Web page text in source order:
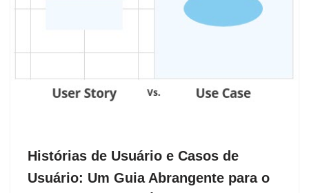
Histórias de Usuário e Casos de
Usuário: Um Guia Abrangente para o